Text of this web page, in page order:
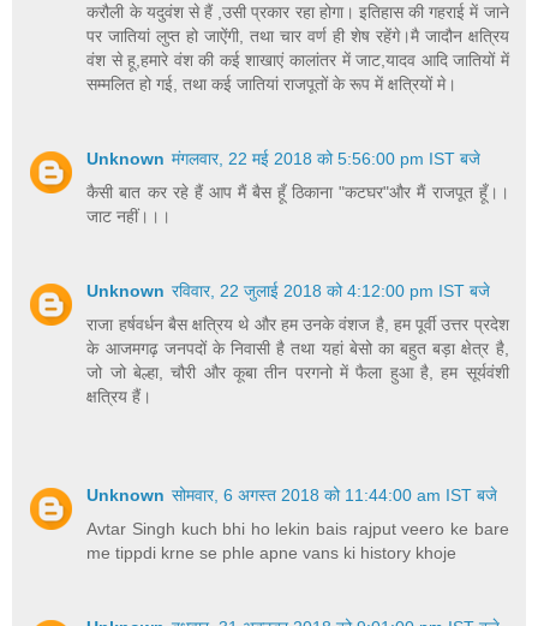
करौली के यदुवंश से हैं ,उसी प्रकार रहा होगा। इतिहास की गहराई में जाने
पर जातियां लुप्त हो जाऐंगी, तथा चार वर्ण ही शेष रहेंगे।मै जादौन क्षत्रिय
वंश से हू,हमारे वंश की कई शाखाएं कालांतर में जाट,यादव आदि जातियों में
सम्मलित हो गई, तथा कई जातियां राजपूतों के रूप में क्षत्रियों मे।
Unknown मंगलवार, 22 मई 2018 को 5:56:00 pm IST बजे
कैसी बात कर रहे हैं आप मैं बैस हूँ ठिकाना "कटघर"और मैं राजपूत हूँ।।
जाट नहीं।।।
Unknown रविवार, 22 जुलाई 2018 को 4:12:00 pm IST बजे
राजा हर्षवर्धन बैस क्षत्रिय थे और हम उनके वंशज है, हम पूर्वी उत्तर प्रदेश
के आजमगढ़ जनपदों के निवासी है तथा यहां बेसो का बहुत बड़ा क्षेत्र है,
जो जो बेल्हा, चौरी और कूबा तीन परगनो में फैला हुआ है, हम सूर्यवंशी
क्षत्रिय हैं।
Unknown सोमवार, 6 अगस्त 2018 को 11:44:00 am IST बजे
Avtar Singh kuch bhi ho lekin bais rajput veero ke bare
me tippdi krne se phle apne vans ki history khoje